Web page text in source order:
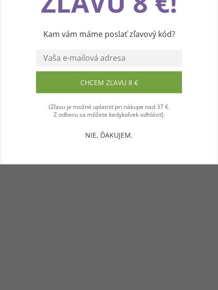
Vďaka vašim podnetom neustále zlepšujeme
jeho funkcie, výkon a prehľadnosť. Ďakujeme a
Súhlasím
Kam vám máme poslať zľavový kód?
CHCEM ZĽAVU 8 €
(Zľavu je možné uplatniť pri nákupe nad 37 €.
Z odberu sa môžete kedykoľvek odhlásiť).
NIE, ĎAKUJEM.